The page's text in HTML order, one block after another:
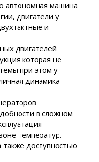
автономная машина
двигатели у
и
двигателей
которая не
при этом у
динамика
в сложном
температур.
доступностью